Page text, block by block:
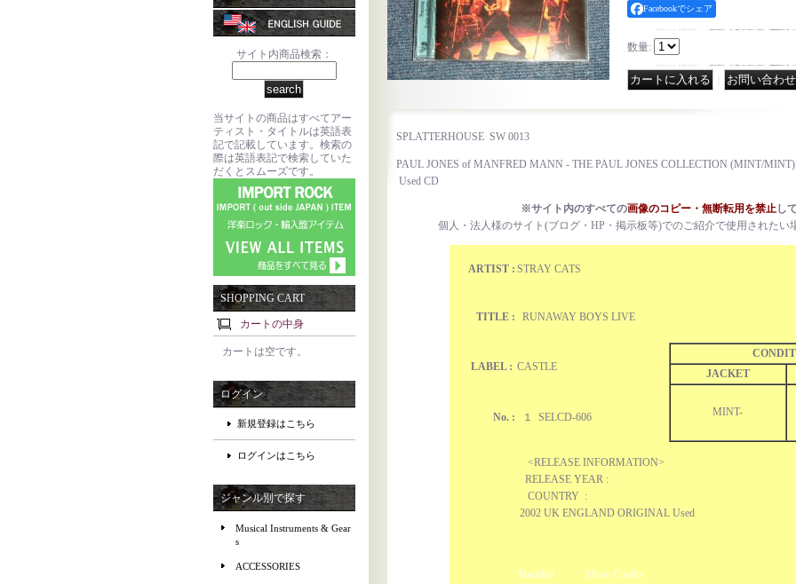
サイト内商品検索：
当サイトの商品はすべてアー
ティスト・タイトルは英語表
記で記載しています。検索の
際は英語表記で検索していた
だくとスムーズです。
SHOPPING CART
カートの中身
カートは空です。
ログイン
新規登録はこちら
ログインはこちら
ジャンル別で探す
Musical Instruments & Gear
s
ACCESSORIES
Facebookでシェア
数量:
SPLATTERHOUSE SW 0013
PAUL JONES of MANFRED MANN - THE PAUL JONES COLLECTION (MINT/
Used CD
※サイト内のすべての画像のコピー・無断転用を禁止し
個人・法人様のサイト(ブログ・HP・掲示板等)でのご紹介で使用されたい
ARTIST : STRAY CATS
TITLE : RUNAWAY BOYS LIVE
LABEL : CASTLE
JACKET
MINT-
No. : １ SELCD-606
<RELEASE INFORMATION>
RELEASE YEAR :
COUNTRY :
2002 UK ENGLAND ORIGINAL Used
Tracklist
Show Credits